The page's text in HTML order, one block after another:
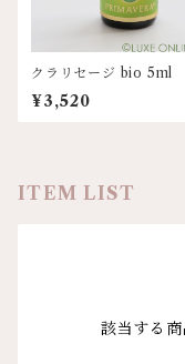
クラリセージ bio 5ml
¥3,520
ITEM LIST
該当する商